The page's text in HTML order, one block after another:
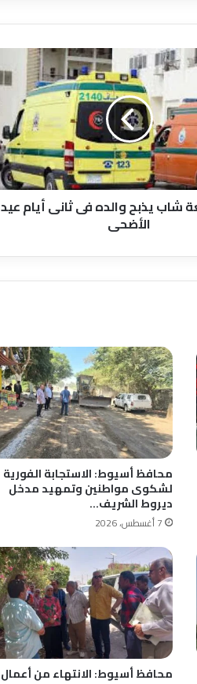
شاب يذبح والده فى ثانى أيام عيد
الأضحى
محافظ أسيوط: الاستجابة الفورية
لشكوى مواطنين وتمهيد مدخل
ديروط الشريف…
7 أغسطس، 2026
محافظ أسيوط: الانتهاء من أعمال